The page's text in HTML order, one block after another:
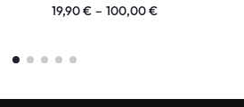
19,90€ – 100,00€